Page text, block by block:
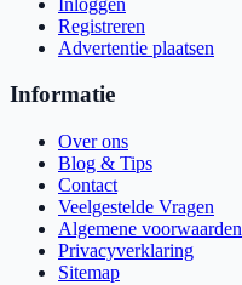
Registreren
Advertentie plaatsen
Informatie
Over ons
Blog & Tips
Contact
Veelgestelde Vragen
Algemene voorwaarden
Privacyverklaring
Sitemap